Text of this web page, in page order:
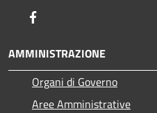
AMMINISTRAZIONE
Organi di Governo
Aree Amministrative